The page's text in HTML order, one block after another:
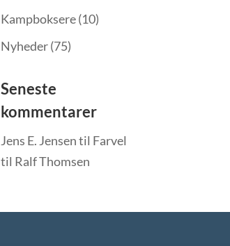
Kampboksere(10)
Nyheder(75)
Seneste
kommentarer
Jens E. Jensentil Farvel
til Ralf Thomsen